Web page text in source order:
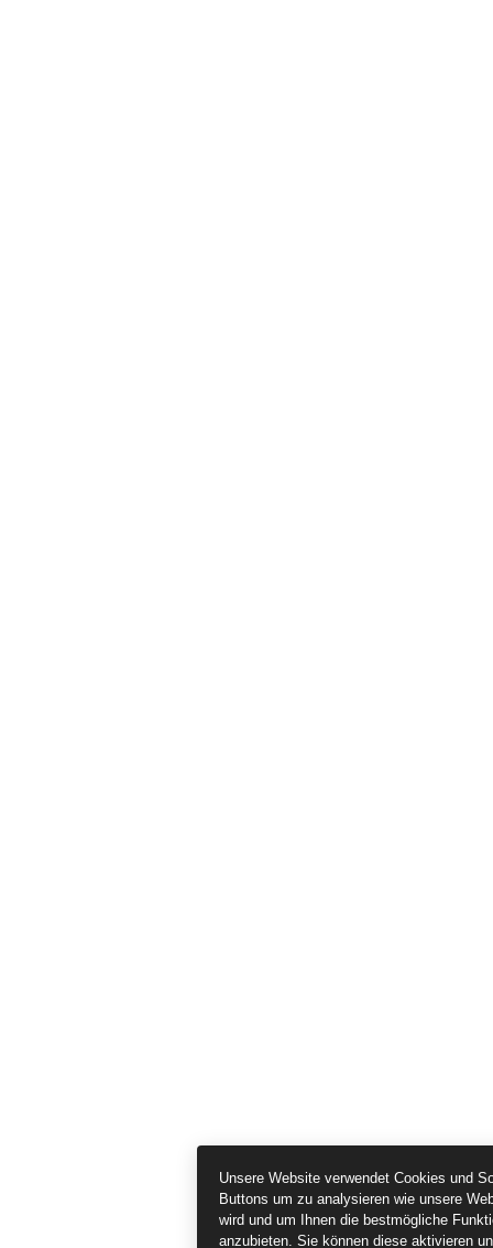
Unsere Website verwendet Cookies und
Buttons um zu analysieren wie unsere
wird und um Ihnen die bestmögliche
anzubieten. Sie können diese aktivieren